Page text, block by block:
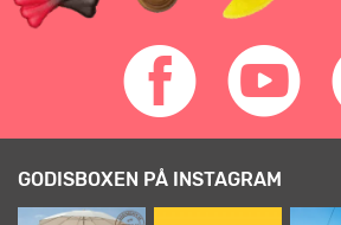
GODISBOXEN PÅ INSTAGRAM